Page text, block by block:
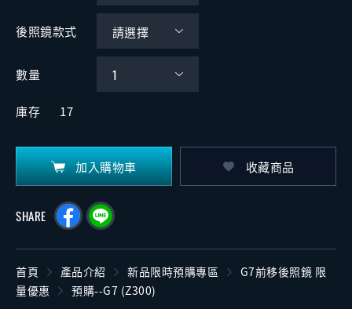
後照鏡款式
數量
庫存 17
加入購物車 收藏商品
SHARE
首頁 產品介紹 新品限時預購專區
G7前移後照鏡 限
量優惠
預購--G7 (Z300)